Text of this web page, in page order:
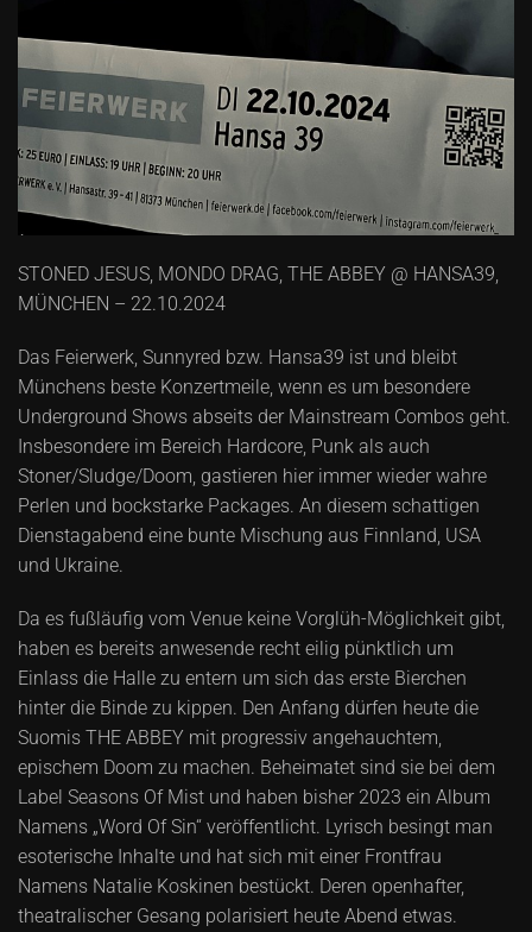
STONED JESUS, MONDO DRAG, THE ABBEY @ HANSA39,
MÜNCHEN – 22.10.2024
Das Feierwerk, Sunnyred bzw. Hansa39 ist und bleibt
Münchens beste Konzertmeile, wenn es um besondere
Underground Shows abseits der Mainstream Combos geht.
Insbesondere im Bereich Hardcore, Punk als auch
Stoner/Sludge/Doom, gastieren hier immer wieder wahre
Perlen und bockstarke Packages. An diesem schattigen
Dienstagabend eine bunte Mischung aus Finnland, USA
und Ukraine.
Da es fußläufig vom Venue keine Vorglüh-Möglichkeit gibt,
haben es bereits anwesende recht eilig pünktlich um
Einlass die Halle zu entern um sich das erste Bierchen
hinter die Binde zu kippen. Den Anfang dürfen heute die
Suomis THE ABBEY mit progressiv angehauchtem,
epischem Doom zu machen. Beheimatet sind sie bei dem
Label Seasons Of Mist und haben bisher 2023 ein Album
Namens „Word Of Sin“ veröffentlicht. Lyrisch besingt man
esoterische Inhalte und hat sich mit einer Frontfrau
Namens Natalie Koskinen bestückt. Deren openhafter,
theatralischer Gesang polarisiert heute Abend etwas.